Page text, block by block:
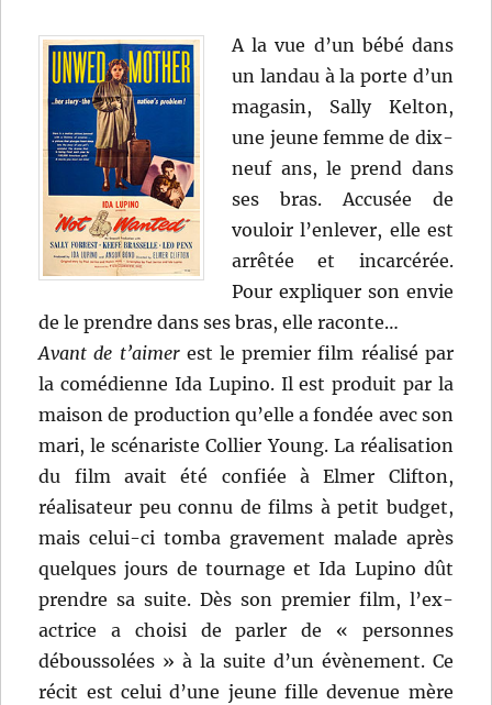
A la vue d’un bébé dans
un landau à la porte d’un
magasin, Sally Kelton,
une jeune femme de dix-
neuf ans, le prend dans
ses bras. Accusée de
vouloir l’enlever, elle est
arrêtée et incarcérée.
Pour expliquer son envie
de le prendre dans ses bras, elle raconte…
Avant de t’aimerest le premier film réalisé par
la comédienne Ida Lupino. Il est produit par la
maison de production qu’elle a fondée avec son
mari, le scénariste Collier Young. La réalisation
du film avait été confiée à Elmer Clifton,
réalisateur peu connu de films à petit budget,
mais celui-ci tomba gravement malade après
quelques jours de tournage et Ida Lupino dût
prendre sa suite. Dès son premier film, l’ex-
actrice a choisi de parler de « personnes
déboussolées » à la suite d’un évènement. Ce
récit est celui d’une jeune fille devenue mère